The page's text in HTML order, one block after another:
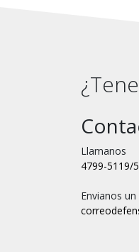
Llamanos
4799-5119/
Envianos
correo